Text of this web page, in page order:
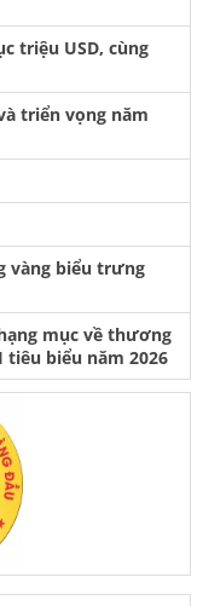
triệu USD, cùng
triển vọng năm
vàng biểu trưng
mục về thương
tiêu biểu năm 2026